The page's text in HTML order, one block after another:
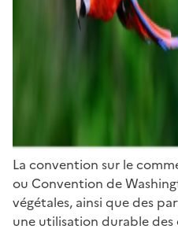
La convention sur le
ou Convention de
végétales, ainsi que des
une utilisation durable des